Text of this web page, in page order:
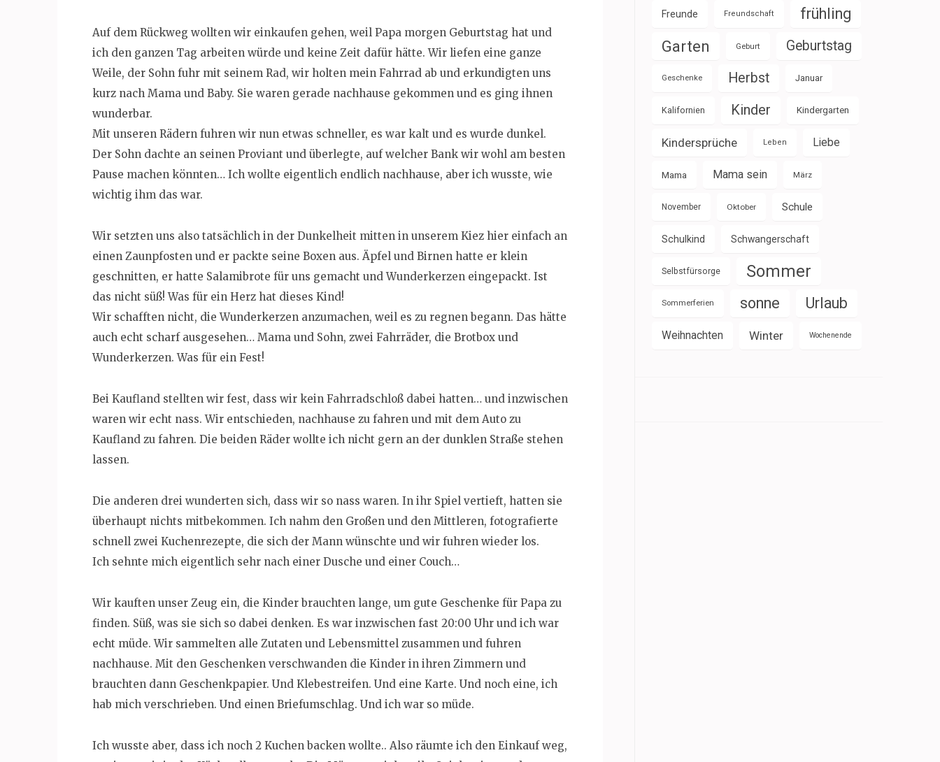
Auf dem Rückweg wollten wir einkaufen gehen, weil Papa morgen Geburtstag hat und
ich den ganzen Tag arbeiten würde und keine Zeit dafür hätte. Wir liefen eine ganze
Weile, der Sohn fuhr mit seinem Rad, wir holten mein Fahrrad ab und erkundigten uns
kurz nach Mama und Baby. Sie waren gerade nachhause gekommen und es ging ihnen
wunderbar.
Mit unseren Rädern fuhren wir nun etwas schneller, es war kalt und es wurde dunkel.
Der Sohn dachte an seinen Proviant und überlegte, auf welcher Bank wir wohl am besten
Pause machen könnten… Ich wollte eigentlich endlich nachhause, aber ich wusste, wie
wichtig ihm das war.
Wir setzten uns also tatsächlich in der Dunkelheit mitten in unserem Kiez hier einfach an
einen Zaunpfosten und er packte seine Boxen aus. Äpfel und Birnen hatte er klein
geschnitten, er hatte Salamibrote für uns gemacht und Wunderkerzen eingepackt. Ist
das nicht süß! Was für ein Herz hat dieses Kind!
Wir schafften nicht, die Wunderkerzen anzumachen, weil es zu regnen begann. Das hätte
auch echt scharf ausgesehen… Mama und Sohn, zwei Fahrräder, die Brotbox und
Wunderkerzen. Was für ein Fest!
Bei Kaufland stellten wir fest, dass wir kein Fahrradschloß dabei hatten… und inzwischen
waren wir echt nass. Wir entschieden, nachhause zu fahren und mit dem Auto zu
Kaufland zu fahren. Die beiden Räder wollte ich nicht gern an der dunklen Straße stehen
lassen.
Die anderen drei wunderten sich, dass wir so nass waren. In ihr Spiel vertieft, hatten sie
überhaupt nichts mitbekommen. Ich nahm den Großen und den Mittleren, fotografierte
schnell zwei Kuchenrezepte, die sich der Mann wünschte und wir fuhren wieder los.
Ich sehnte mich eigentlich sehr nach einer Dusche und einer Couch…
Wir kauften unser Zeug ein, die Kinder brauchten lange, um gute Geschenke für Papa zu
finden. Süß, was sie sich so dabei denken. Es war inzwischen fast 20:00 Uhr und ich war
echt müde. Wir sammelten alle Zutaten und Lebensmittel zusammen und fuhren
nachhause. Mit den Geschenken verschwanden die Kinder in ihren Zimmern und
brauchten dann Geschenkpapier. Und Klebestreifen. Und eine Karte. Und noch eine, ich
hab mich verschrieben. Und einen Briefumschlag. Und ich war so müde.
Ich wusste aber, dass ich noch 2 Kuchen backen wollte.. Also räumte ich den Einkauf weg,
Freunde Freundschaft frühling
Garten Geburt Geburtstag
Geschenke Herbst Januar
Kalifornien Kinder Kindergarten
Kindersprüche Leben Liebe
Mama Mama sein März
November Oktober Schule
Schulkind Schwangerschaft
Selbstfürsorge Sommer
Sommerferien sonne Urlaub
Weihnachten Winter Wochenende